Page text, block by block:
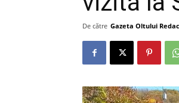
De către Gazeta Oltului